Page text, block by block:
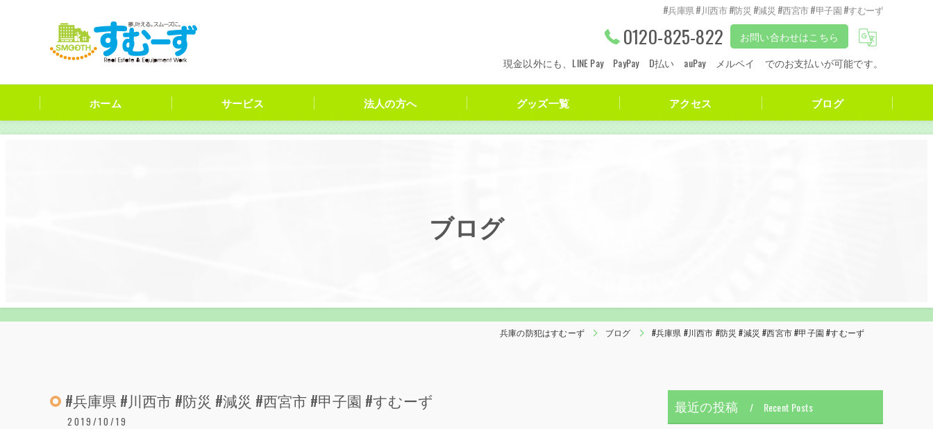
#兵庫県 #川西市 #防災 #減災 #西宮市 #甲子園 #すむーず
0120-825-822
お問い合わせはこちら
現金以外にも、LINE Pay PayPay D払い auPay メルペイ でのお支払いが可能です。
ホーム サービス 法人の方へ グッズ一覧 アクセス ブログ
ブログ
兵庫の防犯はすむーず ブログ #兵庫県 #川西市 #防災 #減災 #西宮市 #甲子園 #すむーず
#兵庫県 #川西市 #防災 #減災 #西宮市 #甲子園 #すむーず
2019/10/19
最近の投稿 Recent Posts